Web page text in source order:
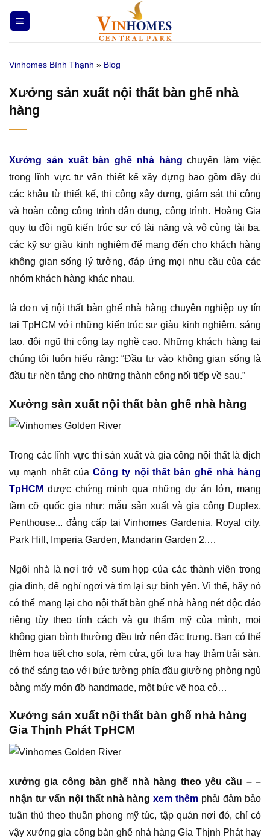
qua
nội
Vinhomes Bình Thạnh » Blog
Xưởng sản xuất nội thất bàn ghế nhà
hàng
Xưởng sản xuất bàn ghế nhà hàng chuyên làm việc
trong lĩnh vực tư vấn thiết kế xây dựng bao gồm đầy đủ
các khâu từ thiết kế, thi công xây dựng, giám sát thi công
và hoàn công công trình dân dụng, công trình. Hoàng Gia
quy tụ đội ngũ kiến trúc sư có tài năng và vô cùng tài ba,
các kỹ sư giàu kinh nghiệm để mang đến cho khách hàng
không gian sống lý tưởng, đáp ứng mọi nhu cầu của các
nhóm khách hàng khác nhau.
là đơn vị nội thất bàn ghế nhà hàng chuyên nghiệp uy tín
tại TpHCM với những kiến trúc sư giàu kinh nghiệm, sáng
tạo, đội ngũ thi công tay nghề cao. Những khách hàng tại
chúng tôi luôn hiểu rằng: “Đầu tư vào không gian sống là
đầu tư nền tảng cho những thành công nối tiếp về sau.”
Xưởng sản xuất nội thất bàn ghế nhà hàng
Trong các lĩnh vực thì sản xuất và gia công nội thất là dịch
vụ mạnh nhất củaCông ty nội thất bàn ghế nhà hàng
TpHCM được chứng minh qua những dự án lớn, mang
tầm cỡ quốc gia như: mẫu sản xuất và gia công Duplex,
Penthouse,.. đẳng cấp tại Vinhomes Gardenia, Royal city,
Park Hill, Imperia Garden, Mandarin Garden 2,…
Ngôi nhà là nơi trở về sum họp của các thành viên trong
gia đình, để nghỉ ngơi và tìm lại sự bình yên. Vì thế, hãy nó
có thể mang lại cho nội thất bàn ghế nhà hàng nét độc đáo
riêng tùy theo tính cách và gu thẩm mỹ của mình, mọi
không gian bình thường đều trở nên đặc trưng. Bạn có thể
thêm họa tiết cho sofa, rèm cửa, gối tựa hay thảm trải sàn,
có thể sáng tạo với bức tường phía đầu giường phòng ngủ
bằng mấy món đồ handmade, một bức vẽ hoa cỏ…
Xưởng sản xuất nội thất bàn ghế nhà hàng
Gia Thịnh Phát TpHCM
xưởng gia công bàn ghế nhà hàng theo yêu cầu – –
nhận tư vấn nội thất nhà hàngxem thêm phải đảm bảo
tuân thủ theo thuần phong mỹ túc, tập quán nơi đó, chỉ có
vậy xưởng gia công bàn ghế nhà hàng Gia Thịnh Phát hay